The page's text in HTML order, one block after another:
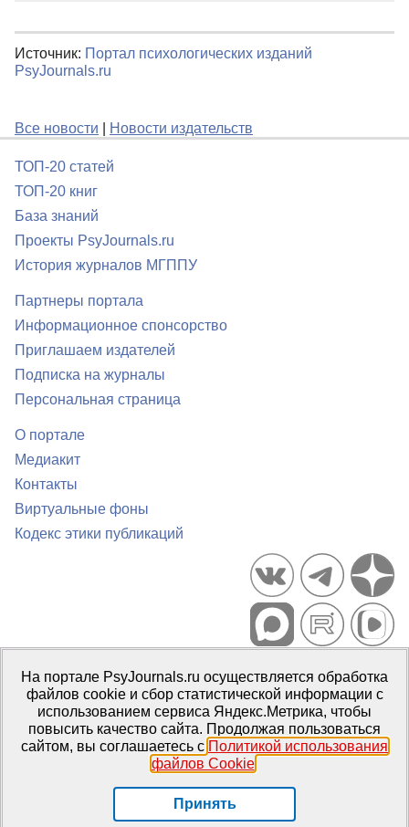
Источник: Портал психологических изданий
PsyJournals.ru
Все новости Новости издательств
ТОП-20 статей
ТОП-20 книг
База знаний
Проекты PsyJournals.ru
История журналов МГППУ
Партнеры портала
Информационное спонсорство
Приглашаем издателей
Подписка на журналы
Персональная страница
О портале
Медиакит
Контакты
Виртуальные фоны
Кодекс этики публикаций
Портал психологических изданий PsyJournals.ru, 2007–2026
Правила использования материалов
Свидетельство регистрации СМИЭл № ФС77-66447 от 14 июля
2016 г.
Издатель: ФГБОУ ВО МГППУ
На портале PsyJournals.ru осуществляется обработка
файлов cookie и сбор статистической информации с
использованием сервиса Яндекс.Метрика, чтобы
повысить качество сайта. Продолжая пользоваться
сайтом, вы соглашаетесь с Политикой использования
файлов Cookie.
Принять